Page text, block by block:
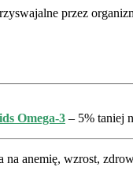
przez
Omega-3 – 5% taniej
anemię, wzrost,